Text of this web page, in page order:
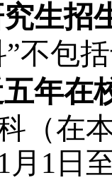
生招
不包
年在
（在
月 1 日